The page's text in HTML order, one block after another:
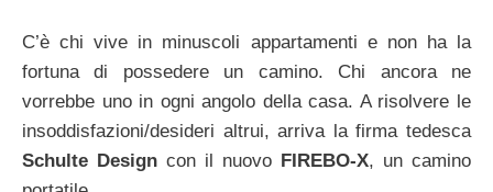
C’è chi vive in minuscoli appartamenti e non ha la
fortuna di possedere un camino. Chi ancora ne
vorrebbe uno in ogni angolo della casa. A risolvere le
insoddisfazioni/desideri altrui, arriva la firma tedesca
Schulte Design con il nuovo FIREBO-X, un camino